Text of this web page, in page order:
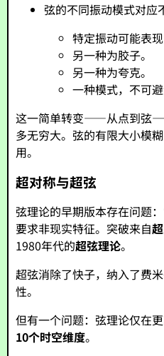
弦的不同振动模式对应
特定振动可能表现
另一种为胶子。
另一种为夸克。
一种模式，不可
这一简单转变——从点到弦
多无穷大。弦的有限大小模
用。
超对称与超弦
弦理论的早期版本存在问题
要求非现实特征。突破来自
1980年代的超弦理论。
超弦消除了快子，纳入了费
性。
但有一个问题：弦理论仅在
10个时空维度。